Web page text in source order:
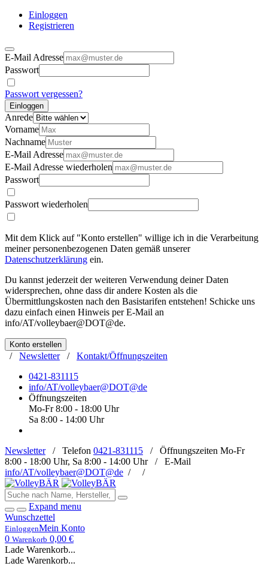
Einloggen
Registrieren
E-Mail Adresse
Passwort
Passwort vergessen?
Einloggen
Anrede
Vorname
Nachname
E-Mail Adresse
E-Mail Adresse wiederholen
Passwort
Passwort wiederholen
Mit dem Klick auf "Konto erstellen" willige ich in die Verarbeitung
meiner personenbezogenen Daten gemäß unserer
Datenschutzerklärung ein.
Du kannst jederzeit der weiteren Verwendung deiner Daten
widersprechen, ohne dass dir andere Kosten als die
Übermittlungskosten nach den Basistarifen entstehen! Schicke uns
dazu einfach einen Hinweis per E-Mail an
info/AT/volleybaer@DOT@de.
Konto erstellen
/ Newsletter/ Kontakt/Öffnungszeiten
0421-831115
info/AT/volleybaer@DOT@de
Öffnungszeiten
Mo-Fr 8:00 - 18:00 Uhr
Sa 8:00 - 14:00 Uhr
Newsletter/ Telefon 0421-831115 / Öffnungszeiten Mo-Fr
8:00 - 18:00 Uhr, Sa 8:00 - 14:00 Uhr / E-Mail
info/AT/volleybaer@DOT@de / /
Expand menu
Wunschzettel
EinloggenMein Konto
0 Warenkorb 0,00 €
Lade Warenkorb...
Lade Warenkorb...